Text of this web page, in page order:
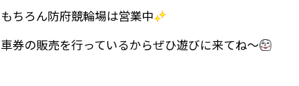
もちろん防府競輪場は営業中
車券の販売を行っているからぜひ遊びに来てね～